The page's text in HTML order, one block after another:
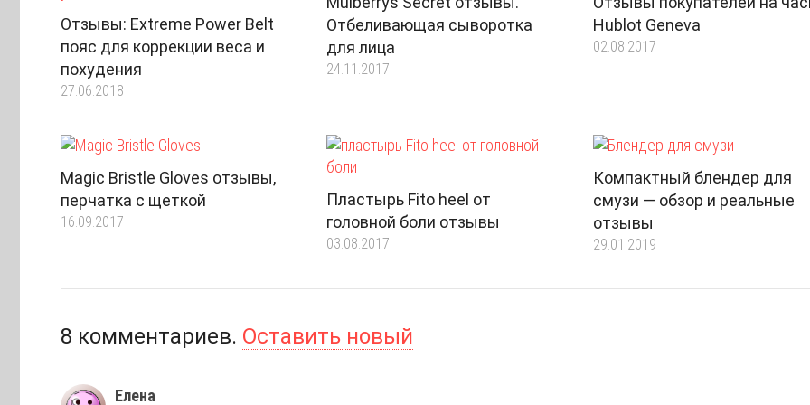
Отзывы: Extreme Power Belt
пояс для коррекции веса и
похудения
27.06.2018
Отбеливающая сыворотка
для лица
24.11.2017
Hublot Geneva
02.08.2017
Magic Bristle Gloves отзывы,
перчатка с щеткой
16.09.2017
Пластырь Fito heel от
головной боли отзывы
03.08.2017
Компактный блендер для
смузи — обзор и реальные
отзывы
29.01.2019
8 комментариев. Оставить новый
Елена